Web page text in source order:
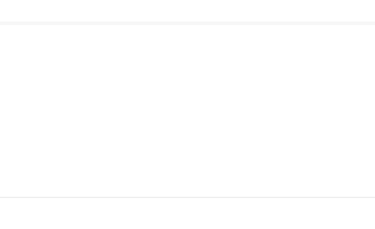
berücksichtigt
sind und das Instrument